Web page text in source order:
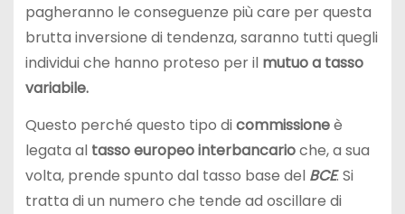
pagheranno le conseguenze più care per questa
brutta inversione di tendenza, saranno tutti quegli
individui che hanno proteso per il mutuo a tasso
variabile.
Questo perché questo tipo dicommissioneè
legata al tasso europeo interbancarioche, a sua
volta, prende spunto dal tasso base del BCE. Si
tratta di un numero che tende ad oscillare di